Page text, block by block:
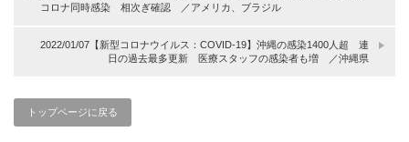
コロナ同時感染 相次ぎ確認 ／アメリカ、ブラジル
2022/01/07【新型コロナウイルス：COVID-19】沖縄の感染1400人超 連
日の過去最多更新 医療スタッフの感染者も増 ／沖縄県
トップページに戻る